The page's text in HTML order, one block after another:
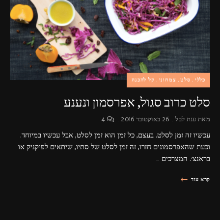
פרסומות,
מדיה
דיגיטלית
ועוד.
כללי סלט צמחוני קל להכנה
סלט כרוב סגול, אפרסמון ונענע
מאתענת לבל 26 באוקטובר 2016
עכשיו זה זמן לסלט. בעצם, כל זמן הוא זמן לסלט, אבל עכשיו במיוחד.
וכעת שהאפרסמונים חזרו, זה זמן לסלט של סתיו, שיתאים לפיקניק או
בראנצ׳. המצרכים …
קרא עוד